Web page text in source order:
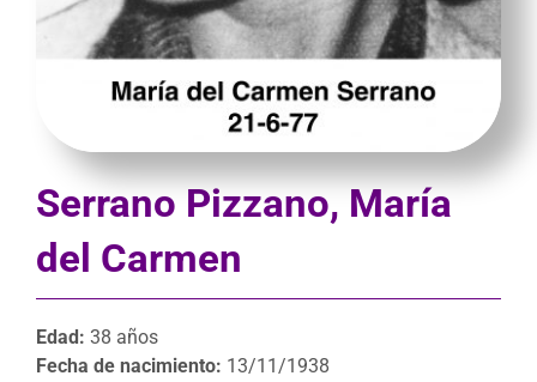
Serrano Pizzano, María
del Carmen
Edad: 38 años
Fecha de nacimiento: 13/11/1938